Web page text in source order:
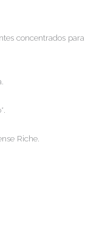
concentrados para
Riche.